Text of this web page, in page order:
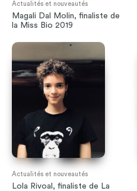
Actualités et nouveautés
Magali Dal Molin, finaliste de
la Miss Bio 2019
Actualités et nouveautés
Lola Rivoal, finaliste de La